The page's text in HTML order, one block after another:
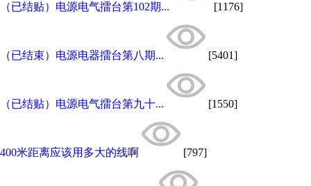
（已结贴）电源电气擂台第102期... [1176]
（已结束）电源电器擂台第八期... [5401]
（已结贴）电源电气擂台第九十... [1550]
400米距离应该用多大的线啊 [797]